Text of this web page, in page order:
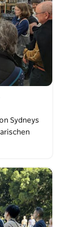
Sydneys